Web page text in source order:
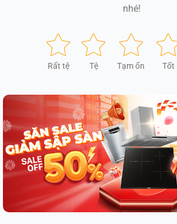
nhé!
Rất tệ Tệ Tạm ổn Tốt